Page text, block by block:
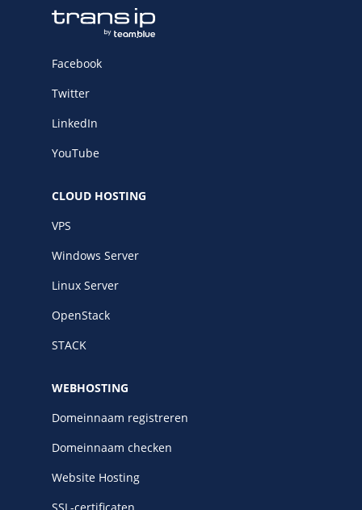
Facebook
Twitter
LinkedIn
YouTube
CLOUD HOSTING
VPS
Windows Server
Linux Server
OpenStack
STACK
WEBHOSTING
Domeinnaam registreren
Domeinnaam checken
Website Hosting
SSL-certificaten